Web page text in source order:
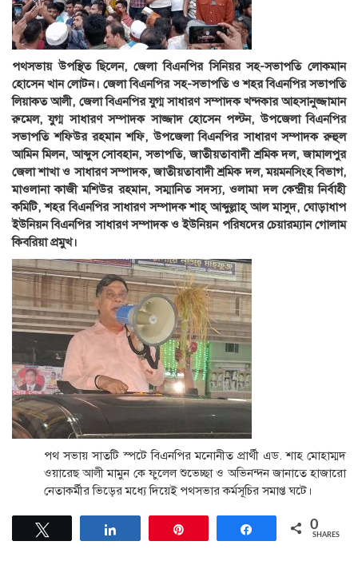
পথসভায় উপস্থিত ছিলেন, জেলা বিএনপির সিনিয়র সহ-সভাপতি লোকমান
হোসেন খান লোটন। জেলা বিএনপির সহ-সভাপতি ও শহর বিএনপির সভাপতি
লিয়াকত আলী, জেলা বিএনপির যুগ্ম সাধারণ সম্পাদক খন্দকার আহসানুজ্জামান
রুমেল, যুগ্ম সাধারণ সম্পাদক সাজ্জাদ হোসেন পল্টন, উপজেলা বিএনপির
সভাপতি শফিউর রহমান শফি, উপজেলা বিএনপির সাধারণ সম্পাদক রুহুল
আমিন মিলন, আব্দুস সোবহান, সভাপতি, জাতীয়তাবাদী শ্রমিক দল, জামালপুর
জেলা শাখা ও সাধারণ সম্পাদক, জাতীয়তাবাদী শ্রমিক দল, ময়মনসিংহ বিভাগ,
মাওলানা কাজী মশিউর রহমান, সম্মানিত সদস্য, ওলামা দল কেন্দ্রীয় নির্বাহী
কমিটি, শহর বিএনপির সাধারণ সম্পাদক শাহ্ আব্দুল্লাহ্ আল মাসুদ, ঘোড়াধাপ
ইউনিয়ন বিএনপির সাধারণ সম্পাদক ও ইউনিয়ন পরিষদের চেয়ারম্যান গোলাম
কিবরিয়া প্রমুখ।
পথ সভায় সাতটি স্পটে বিএনপির মনোনীত প্রার্থী এড. শাহ মোহাম্মদ
ওয়ারেছ আলী মামুন কে ফুলেল শুভেচ্ছা ও অভিনন্দন জানাতে হাজারো
নেতাকর্মীর ভিড়ের মধ্যে দিয়েই পথসভার কর্মসূচির সমাপ্ত ঘটে।
Share 0
SHARES